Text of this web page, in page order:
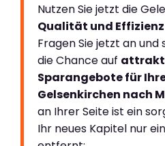
Nutzen Sie jetzt die
Qualität und Effizienz
Fragen Sie jetzt an und
die Chance auf
Sparangebote für
Gelsenkirchen nach
an Ihrer Seite ist ein
Ihr neues Kapitel nur